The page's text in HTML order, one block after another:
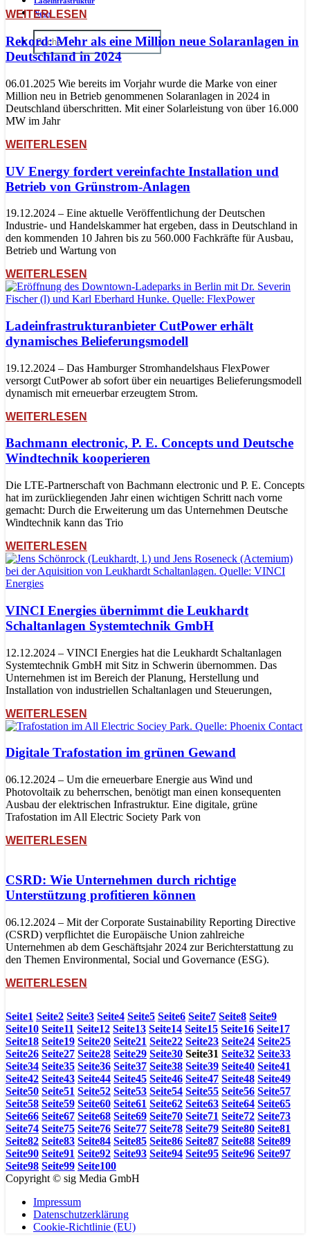
News
WEITERLESEN
Rekord: Mehr als eine Million neue Solaranlagen in
Deutschland in 2024
06.01.2025 Wie bereits im Vorjahr wurde die Marke von einer
Million neu in Betrieb genommenen Solaranlagen in 2024 in
Deutschland überschritten. Mit einer Solarleistung von über 16.000
MW im Jahr
WEITERLESEN
UV Energy fordert vereinfachte Installation und
Betrieb von Grünstrom-Anlagen
19.12.2024 – Eine aktuelle Veröffentlichung der Deutschen
Industrie- und Handelskammer hat ergeben, dass in Deutschland in
den kommenden 10 Jahren bis zu 560.000 Fachkräfte für Ausbau,
Betrieb und Wartung von
WEITERLESEN
Ladeinfrastrukturanbieter CutPower erhält
dynamisches Belieferungsmodell
19.12.2024 – Das Hamburger Stromhandelshaus FlexPower
versorgt CutPower ab sofort über ein neuartiges Belieferungsmodell
dynamisch mit erneuerbar erzeugtem Strom.
WEITERLESEN
Bachmann electronic, P. E. Concepts und Deutsche
Windtechnik kooperieren
Die LTE-Partnerschaft von Bachmann electronic und P. E. Concepts
hat im zurückliegenden Jahr einen wichtigen Schritt nach vorne
gemacht: Durch die Erweiterung um das Unternehmen Deutsche
Windtechnik kann das Trio
WEITERLESEN
VINCI Energies übernimmt die Leukhardt
Schaltanlagen Systemtechnik GmbH
12.12.2024 – VINCI Energies hat die Leukhardt Schaltanlagen
Systemtechnik GmbH mit Sitz in Schwerin übernommen. Das
Unternehmen ist im Bereich der Planung, Herstellung und
Installation von industriellen Schaltanlagen und Steuerungen,
WEITERLESEN
Digitale Trafostation im grünen Gewand
06.12.2024 – Um die erneuerbare Energie aus Wind und
Photovoltaik zu beherrschen, benötigt man einen konsequenten
Ausbau der elektrischen Infrastruktur. Eine digitale, grüne
Trafostation im All Electric Society Park von
WEITERLESEN
CSRD: Wie Unternehmen durch richtige
Unterstützung profitieren können
06.12.2024 – Mit der Corporate Sustainability Reporting Directive
(CSRD) verpflichtet die Europäische Union zahlreiche
Unternehmen ab dem Geschäftsjahr 2024 zur Berichterstattung zu
den Themen Environmental, Social und Governance (ESG).
WEITERLESEN
Seite1 Seite2 Seite3 Seite4 Seite5 Seite6 Seite7 Seite8 Seite9
Seite10 Seite11 Seite12 Seite13 Seite14 Seite15 Seite16 Seite17
Seite18 Seite19 Seite20 Seite21 Seite22 Seite23 Seite24 Seite25
Seite26 Seite27 Seite28 Seite29 Seite30 Seite31 Seite32 Seite33
Seite34 Seite35 Seite36 Seite37 Seite38 Seite39 Seite40 Seite41
Seite42 Seite43 Seite44 Seite45 Seite46 Seite47 Seite48 Seite49
Seite50 Seite51 Seite52 Seite53 Seite54 Seite55 Seite56 Seite57
Seite58 Seite59 Seite60 Seite61 Seite62 Seite63 Seite64 Seite65
Seite66 Seite67 Seite68 Seite69 Seite70 Seite71 Seite72 Seite73
Seite74 Seite75 Seite76 Seite77 Seite78 Seite79 Seite80 Seite81
Seite82 Seite83 Seite84 Seite85 Seite86 Seite87 Seite88 Seite89
Seite90 Seite91 Seite92 Seite93 Seite94 Seite95 Seite96 Seite97
Seite98 Seite99 Seite100
Copyright © sig Media GmbH
Impressum
Datenschutzerklärung
Cookie-Richtlinie (EU)